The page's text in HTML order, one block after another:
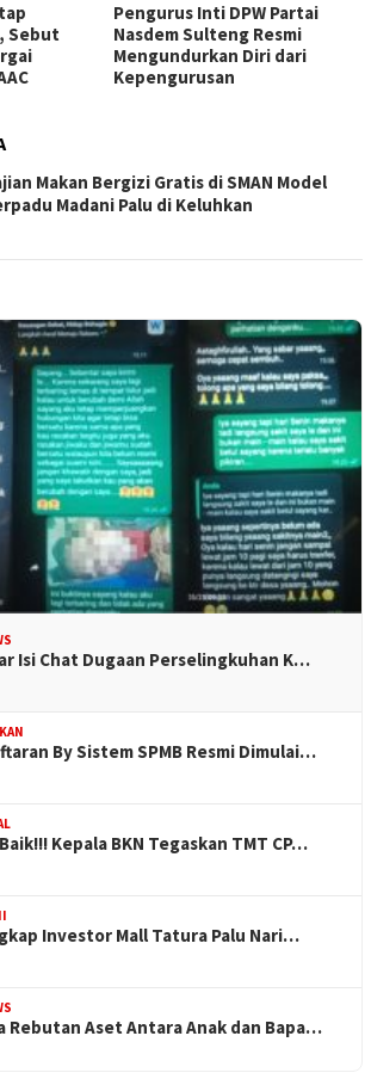
Sebut
Pengurus Inti DPW Partai
Nasdem Sulteng Resmi
Mengundurkan Diri dari
Kepengurusan
Makan Bergizi Gratis di SMAN Model
Madani Palu di Keluhkan
Isi Chat Dugaan Perselingkuhan K…
By Sistem SPMB Resmi Dimulai…
Kepala BKN Tegaskan TMT CP…
Investor Mall Tatura Palu Nari…
Rebutan Aset Antara Anak dan Bapa…